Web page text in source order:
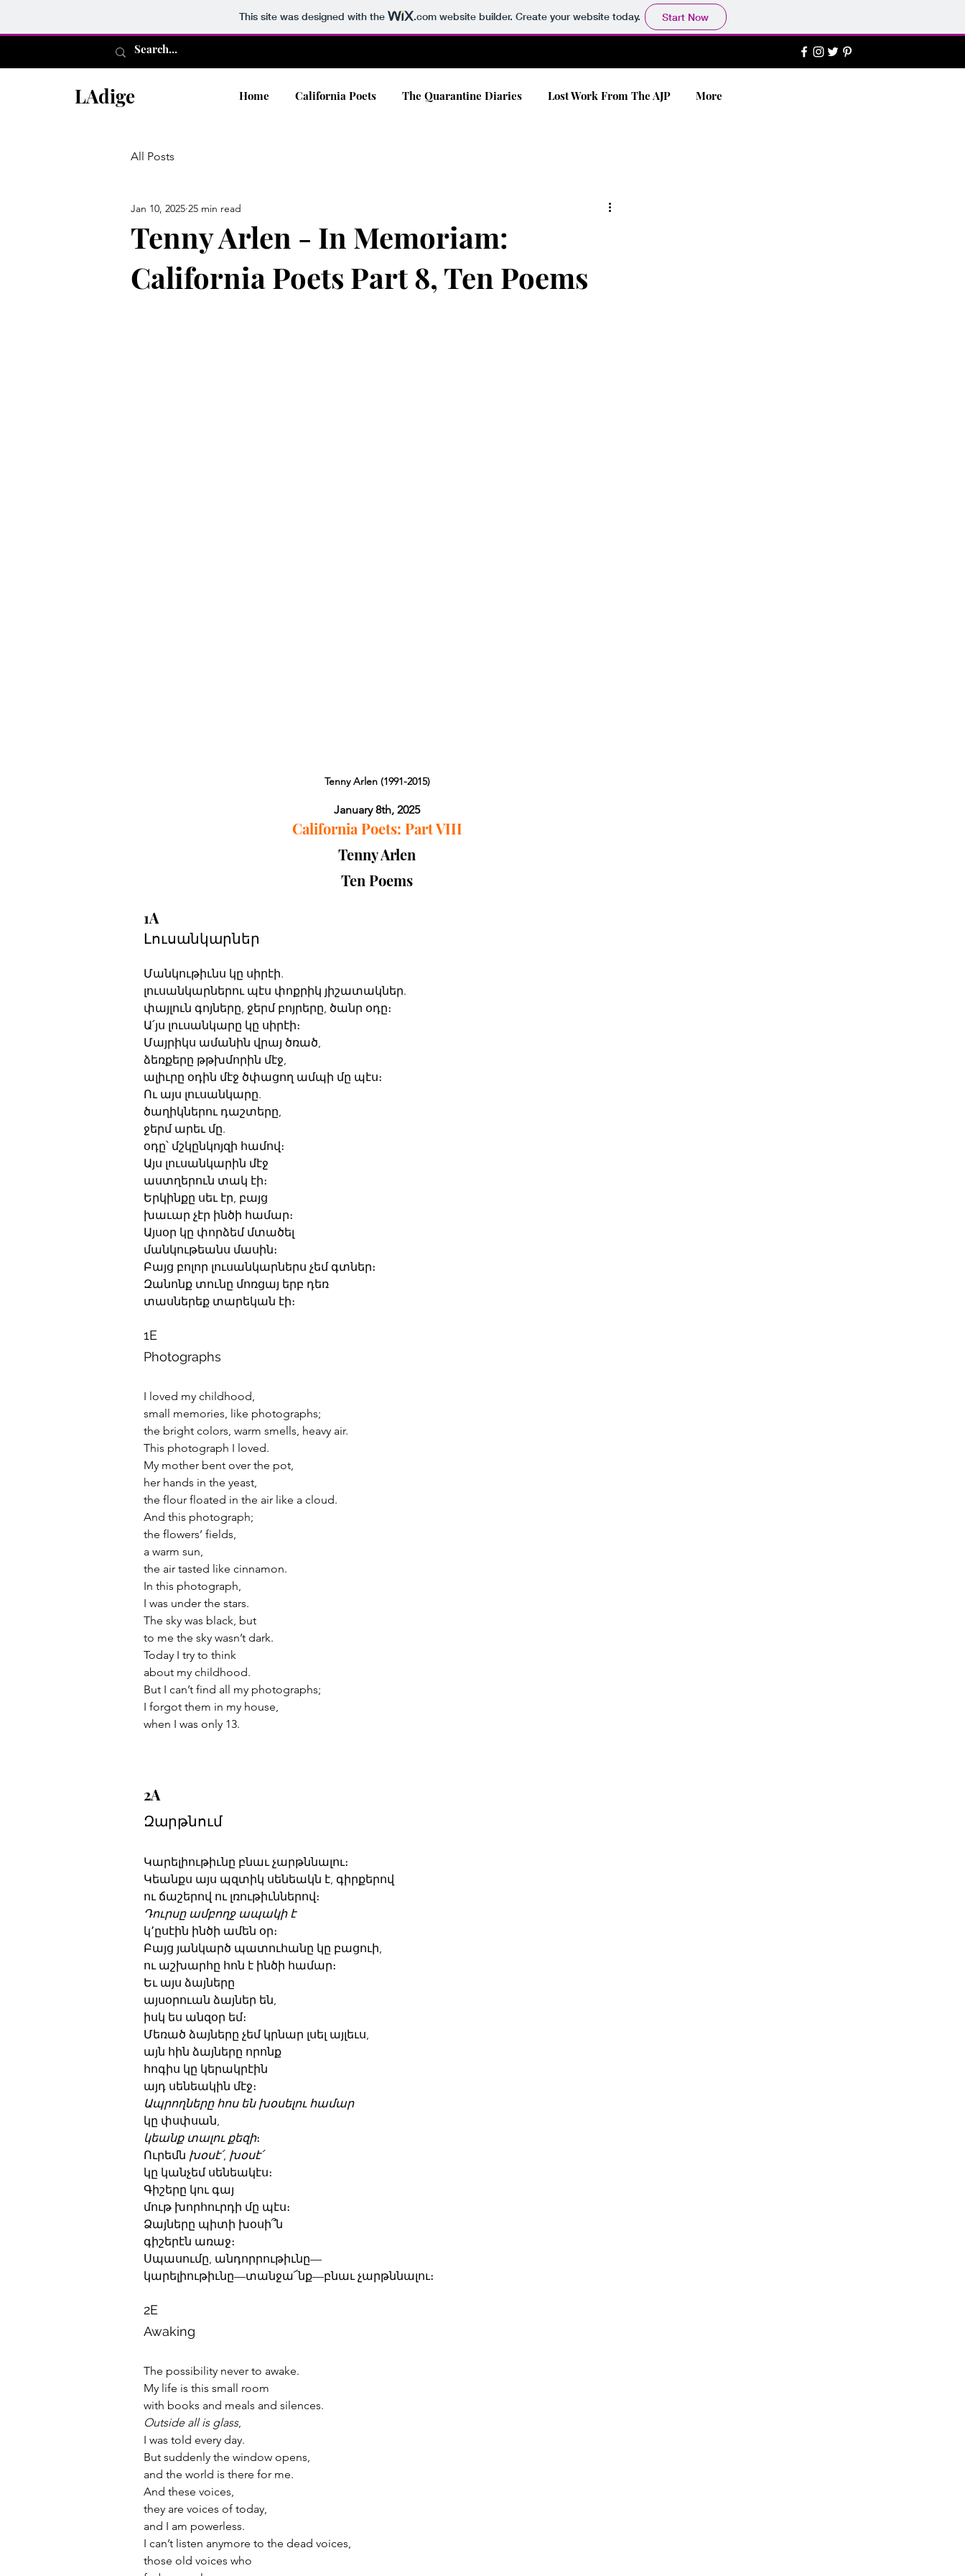
This site was designed with the .comwebsite builder. Create your website today. Start Now
LAdige Home California Poets The Quarantine Diaries Lost Work From The AJP More
All Posts
Tenny Arlen - In Memoriam:
California Poets Part 8, Ten Poems
Jan 10, 2025 25 min read
Tenny Arlen (1991-2015)
January 8th, 2025
California Poets: Part VIII
Tenny Arlen
Ten Poems
1A
Լուսանկարներ
Մանկութիւնս կը սիրէի.
լուսանկարներու պէս փոքրիկ յիշատակներ.
փայլուն գոյները, ջերմ բոյրերը, ծանր օդը։
Ա՛յս լուսանկարը կը սիրէի։
Մայրիկս ամանին վրայ ծռած,
ձեռքերը թթխմորին մէջ,
ալիւրը օդին մէջ ծփացող ամպի մը պէս։
Ու այս լուսանկարը.
ծաղիկներու դաշտերը,
ջերմ արեւ մը.
օդը՝ մշկընկոյզի համով։
Այս լուսանկարին մէջ
աստղերուն տակ էի։
Երկինքը սեւ էր, բայց
խաւար չէր ինծի համար։
Այսօր կը փորձեմ մտածել
մանկութեանս մասին։
Բայց բոլոր լուսանկարներս չեմ գտներ։
Զանոնք տունը մոռցայ երբ դեռ
տասներեք տարեկան էի։
1E
Photographs
I loved my childhood,
small memories, like photographs;
the bright colors, warm smells, heavy air.
This photograph I loved.
My mother bent over the pot,
her hands in the yeast,
the flour floated in the air like a cloud.
And this photograph;
the flowers’ fields,
a warm sun,
the air tasted like cinnamon.
In this photograph,
I was under the stars.
The sky was black, but
to me the sky wasn’t dark.
Today I try to think
about my childhood.
But I can’t find all my photographs;
I forgot them in my house,
when I was only 13.
2A
Զարթնում
Կարելիութիւնը բնաւ չարթննալու։
Կեանքս այս պզտիկ սենեակն է, գիրքերով
ու ճաշերով ու լռութիւններով։
Դուրսը ամբողջ ապակի է
կ՚ըսէին ինծի ամեն օր։
Բայց յանկարծ պատուհանը կը բացուի,
ու աշխարհը հոն է ինծի համար։
Եւ այս ձայները
այսօրուան ձայներ են,
իսկ ես անզօր եմ։
Մեռած ձայները չեմ կրնար լսել այլեւս,
այն հին ձայները որոնք
հոգիս կը կերակրէին
այդ սենեակին մէջ։
Ապրողները հոս են խօսելու համար
կը փսփսան,
կեանք տալու քեզի։
Ուրեմն խօսէ՛, խօսէ՛
կը կանչեմ սենեակէս։
Գիշերը կու գայ
մութ խորհուրդի մը պէս։
Ձայները պիտի խօսի՞ն
գիշերէն առաջ։
Սպասումը, անդորրութիւնը—
կարելիութիւնը—տանջա՜նք—բնաւ չարթննալու։
2E
Awaking
The possibility never to awake.
My life is this small room
with books and meals and silences.
Outside all is glass,
I was told every day.
But suddenly the window opens,
and the world is there for me.
And these voices,
they are voices of today,
and I am powerless.
I can’t listen anymore to the dead voices,
those old voices who